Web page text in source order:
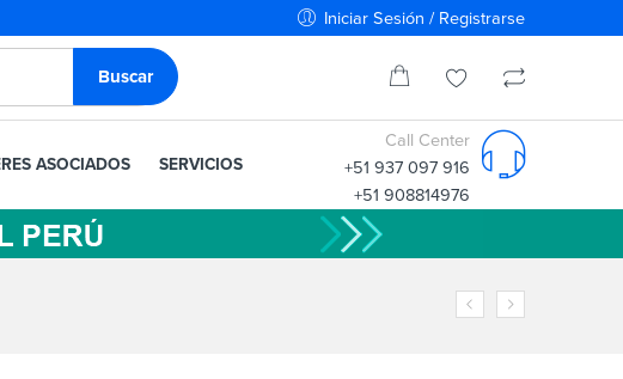
Iniciar Sesión / Registrarse
ASOCIADOS SERVICIOS
Call Center
+51 937 097 916
+51 908814976